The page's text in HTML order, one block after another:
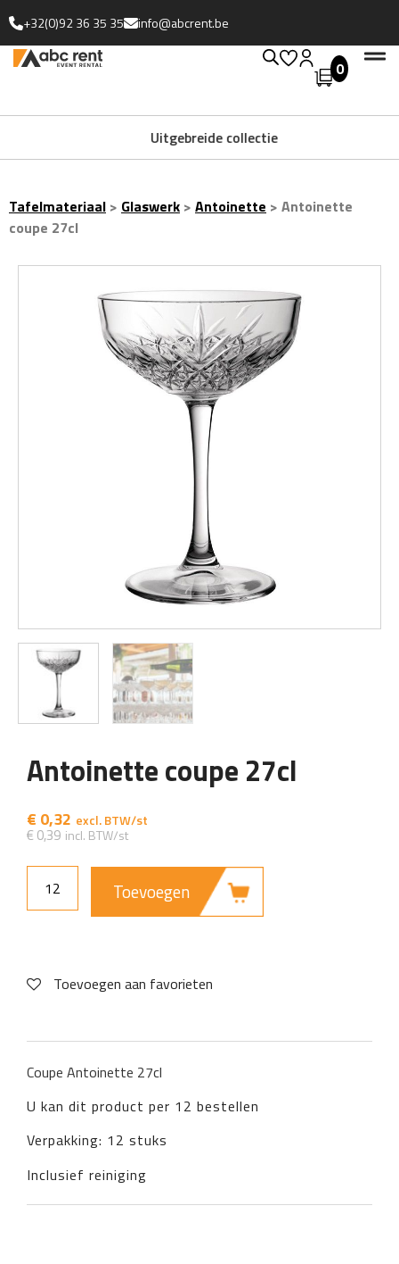
+32(0)92 36 35 35 info@abcrent.be
0
Uitgebreide collectie
Tafelmateriaal > Glaswerk > Antoinette > Antoinette
coupe 27cl
Antoinette coupe 27cl
€ 0,32
€ 0,39
Toevoegen
Toevoegen aan favorieten
Coupe Antoinette 27cl
U kan dit product per 12 bestellen
Verpakking: 12 stuks
Inclusief reiniging